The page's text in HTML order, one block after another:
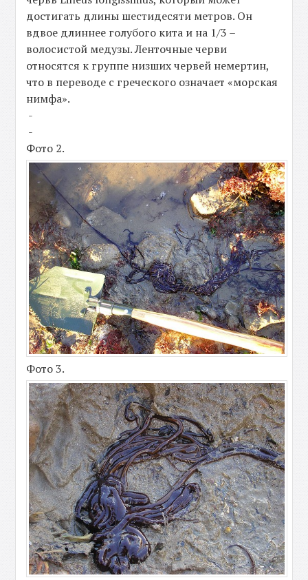
достигать длины шестидесяти метров. Он
вдвое длиннее голубого кита и на 1/3 –
волосистой медузы. Ленточные черви
относятся к группе низших червей немертин,
что в переводе с греческого означает «морская
нимфа».
-
-
Фото 2.
Фото 3.